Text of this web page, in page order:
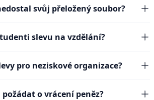
svůj přeložený soubor?
slevu na vzdělání?
pro neziskové organizace?
o vrácení peněz?